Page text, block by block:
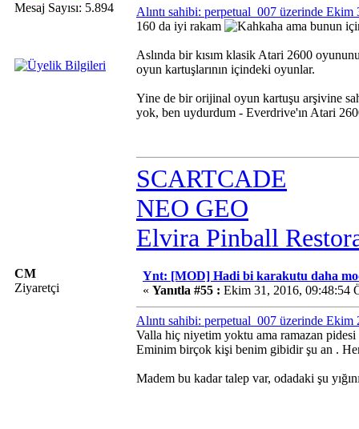
Mesaj Sayısı: 5.894
Alıntı sahibi: perpetual_007 üzerinde
160 da iyi rakam
ama bunun
Aslında bir kısım klasik Atari 2600
oyun kartuşlarının içindeki oyunlar.
Yine de bir orijinal oyun kartuşu arşivine
yok, ben uydurdum - Everdrive'ın Atari
SCARTCADE
NEO GEO
Elvira Pinball
CM
Ziyaretçi
Ynt: [MOD] Hadi bi karakutu daha
« Yanıtla #55 : Ekim 31, 2016, 09:48:54
Alıntı sahibi: perpetual_007 üzerinde
Valla hiç niyetim yoktu ama ramazan
Eminim birçok kişi benim gibidir şu an .
Madem bu kadar talep var, odadaki şu